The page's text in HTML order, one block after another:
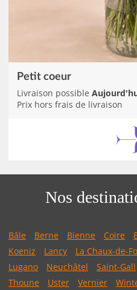
Petit coeur
Livraison possible
Prix hors frais de livraison
Nos
Bâle Berne Bienne Coire
Koeniz
Lancy La Chaux-de-
Lugano
Neuchâtel Saint-Gall
Thoune
Uster Vernier